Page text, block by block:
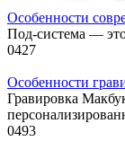
Особенности
Под-система —
0427
Особенности
Гравировка
0493